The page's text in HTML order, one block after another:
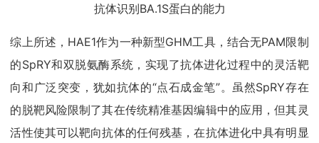
抗体识别BA.1S蛋白的能力
综上所述，HAE1作为一种新型GHM工具，结合无PAM限制
的SpRY和双脱氨酶系统，实现了抗体进化过程中的灵活靶
向和广泛突变，犹如抗体的“点石成金笔”。虽然SpRY存在
的脱靶风险限制了其在传统精准基因编辑中的应用，但其灵
活性使其可以靶向抗体的任何残基，在抗体进化中具有明显